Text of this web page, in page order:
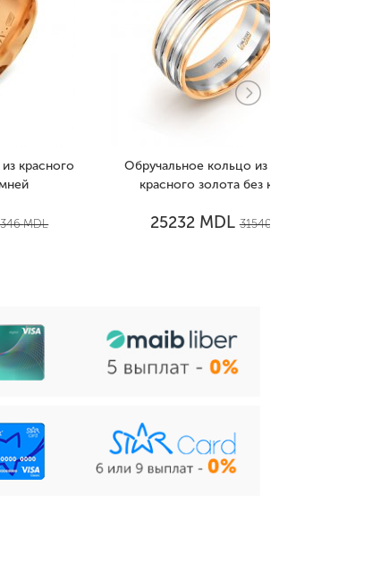
Обручальное кольцо из белого и
красного золота без камней
MDL 31540MDL